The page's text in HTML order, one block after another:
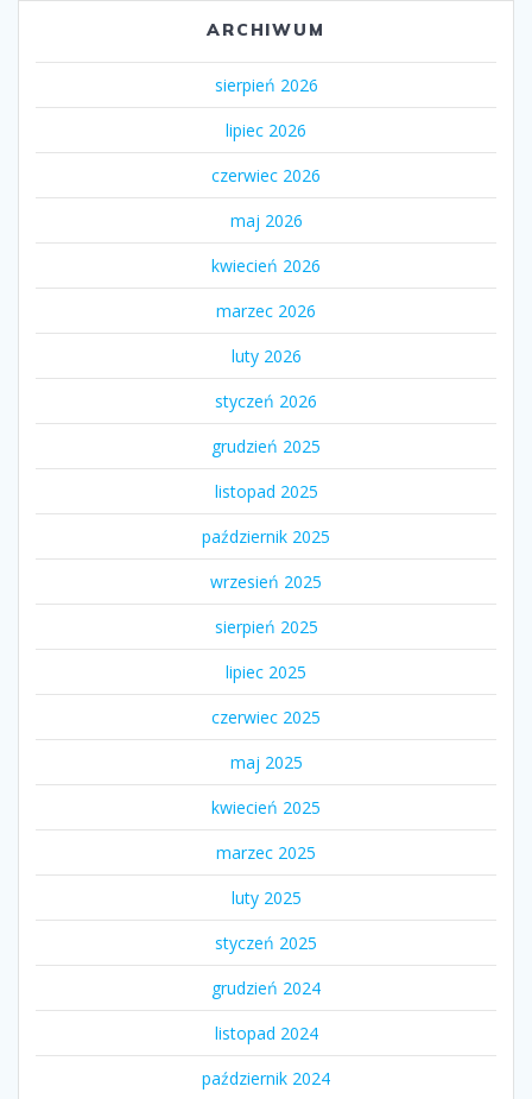
ARCHIWUM
sierpień 2026
lipiec 2026
czerwiec 2026
maj 2026
kwiecień 2026
marzec 2026
luty 2026
styczeń 2026
grudzień 2025
listopad 2025
październik 2025
wrzesień 2025
sierpień 2025
lipiec 2025
czerwiec 2025
maj 2025
kwiecień 2025
marzec 2025
luty 2025
styczeń 2025
grudzień 2024
listopad 2024
październik 2024